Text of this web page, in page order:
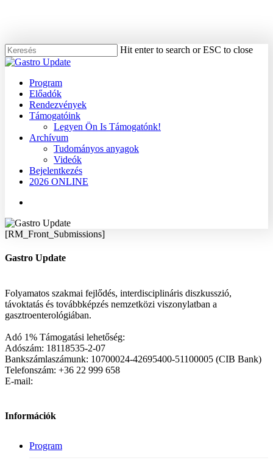
content
Hit enter to search or ESC to close
Close
Menu
Program
Előadók
Rendezvények
Támogatóink
Legyen Ön Is Támogatónk!
Archívum
Tudományos anyagok
Videók
Bejelentkezés
2026 ONLINE
[RM_Front_Submissions]
Gastro Update
Folyamatos szakmai fejlődés, interdisciplináris diszkusszió,
távoktatás és továbbképzés nemzetközi viszonylatban a
gasztroenterológiában.
Adó 1% Támogatási lehetőség:
Adószám: 18118535-2-07
Bankszámlaszámunk: 10700024-42695400-51100005 (CIB Bank)
Telefonszám: +36 22 999 658
E-mail:
Információk
Program